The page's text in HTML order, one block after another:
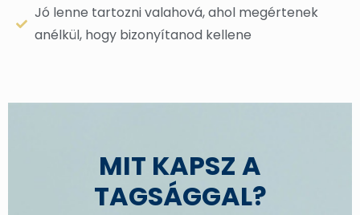
Jó lenne tartozni valahová, ahol megértenek
anélkül, hogy bizonyítanod kellene
MIT KAPSZ A
TAGSÁGGAL?